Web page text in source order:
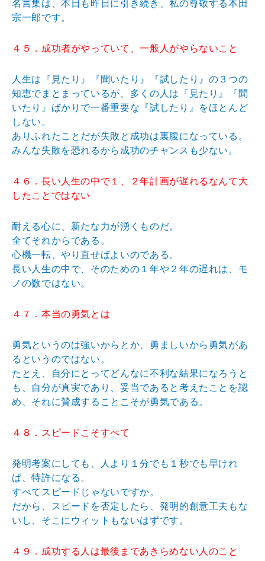
名言集は、本日も昨日に引き続き、私の尊敬する本田
宗一郎です。
４５．成功者がやっていて、一般人がやらないこと
人生は『見たり』『聞いたり』『試したり』の３つの
知恵でまとまっているが、多くの人は『見たり』『聞
いたり』ばかりで一番重要な『試したり』をほとんど
しない。
ありふれたことだが失敗と成功は裏腹になっている。
みんな失敗を恐れるから成功のチャンスも少ない。
４６．長い人生の中で１、２年計画が遅れるなんて大
したことではない
耐える心に、新たな力が湧くものだ。
全てそれからである。
心機一転、やり直せばよいのである。
長い人生の中で、そのための１年や２年の遅れは、モ
ノの数ではない。
４７．本当の勇気とは
勇気というのは強いからとか、勇ましいから勇気があ
るというのではない。
たとえ、自分にとってどんなに不利な結果になろうと
も、自分が真実であり、妥当であると考えたことを認
め、それに賛成することこそが勇気である。
４８．スピードこそすべて
発明考案にしても、人より１分でも１秒でも早けれ
ば、特許になる。
すべてスピードじゃないですか。
だから、スピードを否定したら、発明的創意工夫もな
いし、そこにウィットもないはずです。
４９．成功する人は最後まであきらめない人のこと